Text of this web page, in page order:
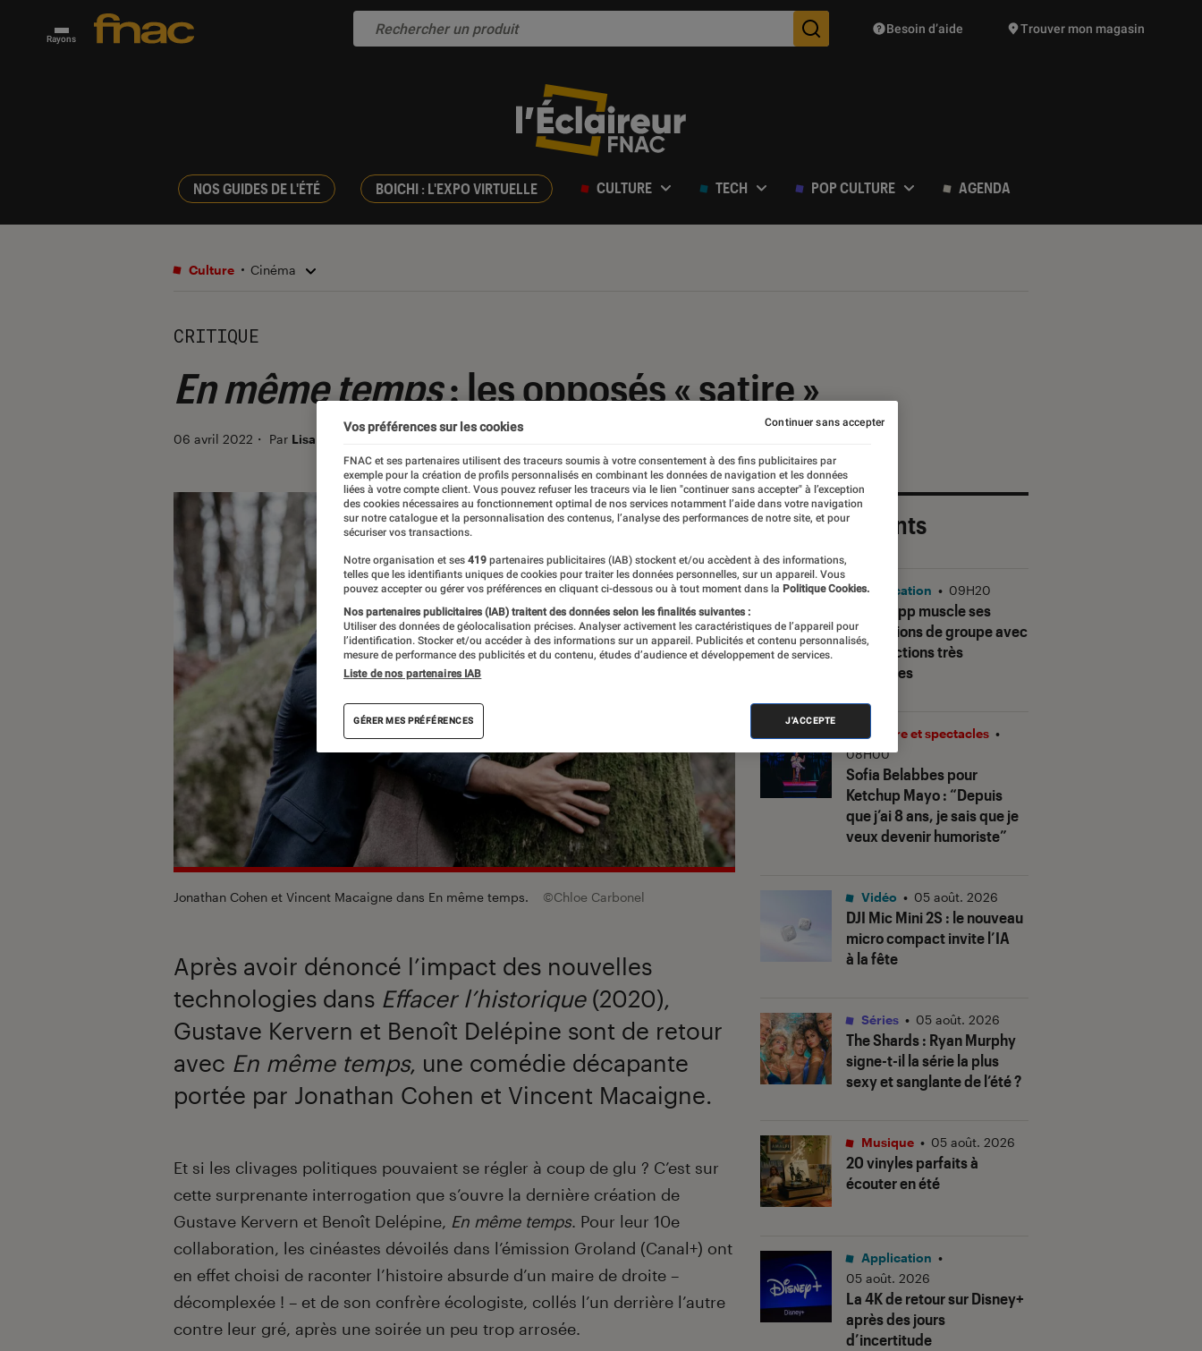
Rayons Des suggestions de produits vont vous être proposées
Besoin d’aide Trouver mon magasin
NOS GUIDES DE L'ÉTÉ BOICHI : L'EXPO VIRTUELLE CULTURE TECH POP CULTURE AGENDA
Culture Cinéma
CRITIQUE
En même temps: les opposés « satire »
06 avril 2022 ・ Par Lisa Muratore
Jonathan Cohen et Vincent Macaigne dans En même temps. ©Chloe Carbonel
Après avoir dénoncé l’impact des nouvelles
technologies dans Effacer l’historique(2020),
Gustave Kervern et Benoît Delépine sont de retour
avec En même temps, une comédie décapante
portée par Jonathan Cohen et Vincent Macaigne.
Introduction
Et si les clivages politiques pouvaient se régler à coup de glu ? C’est sur
cette surprenante interrogation que s’ouvre la dernière création de
Gustave Kervern et Benoît Delépine, En même temps. Pour leur 10e
collaboration, les cinéastes dévoilés dans l’émission Groland (Canal+) ont
en effet choisi de raconter l’histoire absurde d’un maire de droite –
décomplexée ! – et de son confrère écologiste, collés l’un derrière l’autre
contre leur gré, après une soirée un peu trop arrosée.
Les plus récents
WhatsApp muscle ses
discussions de groupe avec
des fonctions très
attendues
Application • 09H20
Sofia Belabbes pour
Ketchup Mayo: “Depuis
que j’ai 8 ans, je sais que je
veux devenir humoriste”
Théâtre et spectacles •
08H00
DJI Mic Mini 2S : le nouveau
micro compact invite l’IA
à la fête
Vidéo • 05 août. 2026
The Shards: Ryan Murphy
signe-t-il la série la plus
sexy et sanglante de l’été ?
Séries • 05 août. 2026
20 vinyles parfaits à
écouter en été
Musique • 05 août. 2026
La 4K de retour sur Disney+
après des jours
d’incertitude
Application •
05 août. 2026
Vos préférences sur les cookies
FNAC et ses partenaires utilisent des traceurs soumis à votre consentement à des fins publicitaires par
exemple pour la création de profils personnalisés en combinant les données de navigation et les données
liées à votre compte client. Vous pouvez refuser les traceurs via le lien "continuer sans accepter" à l’exception
des cookies nécessaires au fonctionnement optimal de nos services notamment l’aide dans votre navigation
sur notre catalogue et la personnalisation des contenus, l’analyse des performances de notre site, et pour
sécuriser vos transactions.
Notre organisation et ses 419 partenaires publicitaires (IAB) stockent et/ou accèdent à des informations,
telles que les identifiants uniques de cookies pour traiter les données personnelles, sur un appareil. Vous
pouvez accepter ou gérer vos préférences en cliquant ci-dessous ou à tout moment dans la Politique Cookies.
Nos partenaires publicitaires (IAB) traitent des données selon les finalités suivantes :
Utiliser des données de géolocalisation précises. Analyser activement les caractéristiques de l’appareil pour
l’identification. Stocker et/ou accéder à des informations sur un appareil. Publicités et contenu personnalisés,
mesure de performance des publicités et du contenu, études d’audience et développement de services.
Liste de nos partenaires IAB
GÉRER MES PRÉFÉRENCES J'ACCEPTE
Continuer sans accepter